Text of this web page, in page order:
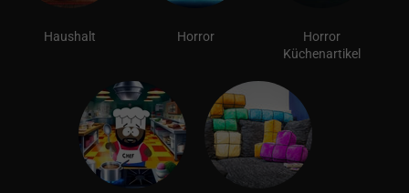
Haushalt Horror
Horror
Küchenartikel